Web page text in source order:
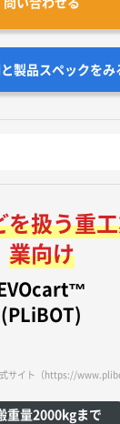
製品スペックをみ
を扱う重
業向け
(PLiBOT)
サイト （https://
重量2000kgまで